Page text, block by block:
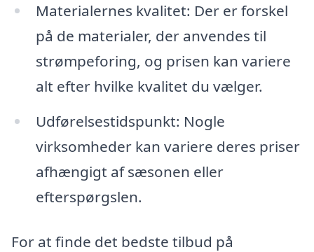
Materialernes kvalitet: Der er forskel
på de materialer, der anvendes til
strømpeforing, og prisen kan variere
alt efter hvilke kvalitet du vælger.
Udførelsestidspunkt: Nogle
virksomheder kan variere deres priser
afhængigt af sæsonen eller
efterspørgslen.
For at finde det bedste tilbud på